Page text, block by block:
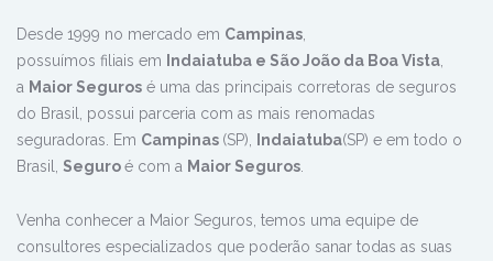
Desde 1999 no mercado em Campinas,
possuímos filiais em
Indaiatuba e São João da Boa Vista,
a Maior Seguros é uma das principais corretoras de seguros
do Brasil, possui parceria com as mais renomadas
seguradoras. Em Campinas (SP), Indaiatuba(SP) e em todo o
Brasil, Seguroé com a Maior Seguros.
Venha conhecer a Maior Seguros, temos uma equipe de
consultores especializados que poderão sanar todas as suas